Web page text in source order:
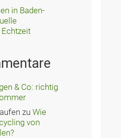
in Baden-
& Co: richtig
zuWie
von